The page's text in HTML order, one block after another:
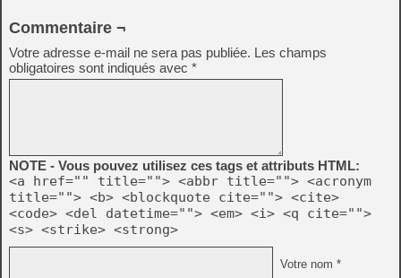
Commentaire ¬
Votre adresse e-mail ne sera pas publiée. Les champs
obligatoires sont indiqués avec *
NOTE - Vous pouvez utilisez ces tags et attributs HTML:
<a href="" title=""> <abbr title=""> <acronym
title=""> <b> <blockquote cite=""> <cite>
<code> <del datetime=""> <em> <i> <q cite="">
<s> <strike> <strong>
Votre nom *